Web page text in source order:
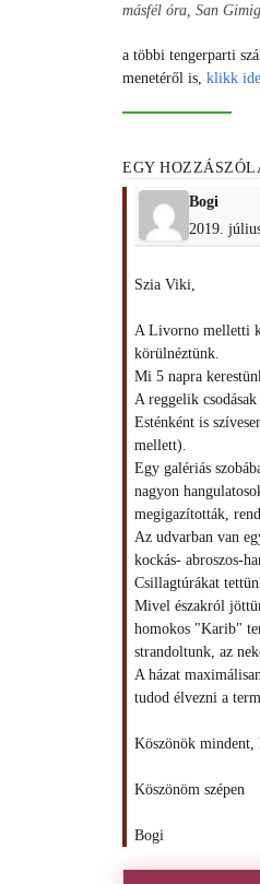
másfél óra, San
a többi tengerparti
menetéről is, klikk ide
EGY
Bogi
2019.
Szia Viki,
A Livorno melletti
körülnéztünk.
Mi 5 napra
A reggelik
Esténként is
mellett).
Egy galériás
nagyon
megigazították,
Az udvarban van
kockás- abroszos-
Csillagtúrákat
Mivel északról
homokos "Karib"
strandoltunk, az
A házat
tudod élvezni a
Köszönök mindent,
Köszönöm szépen
Bogi